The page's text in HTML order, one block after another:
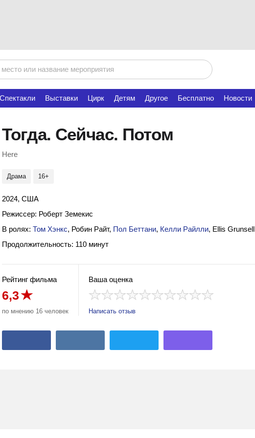
Спектакли Выставки Цирк Детям Другое Бесплатно Новости
Тогда. Сейчас. Потом
Here
Драма 16+
2024, США
Режиссер: Роберт Земекис
В ролях: Том Хэнкс, Робин Райт, Пол Беттани, Келли Райлли, Ellis Grunsell
Продолжительность: 110 минут
Рейтинг фильма
6,3
по мнению 16 человек
Ваша оценка
Написать отзыв